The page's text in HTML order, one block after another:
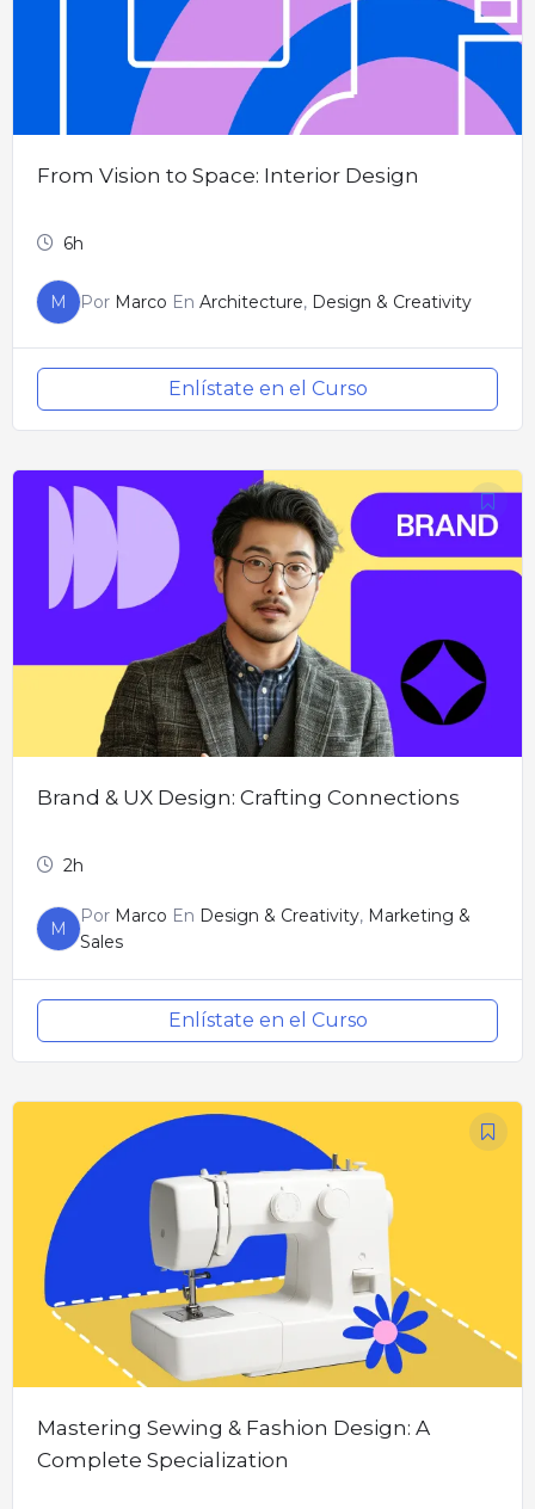
From Vision to Space: Interior Design
6h
M Por Marco EnArchitecture, Design & Creativity
Enlístate en el Curso
Brand & UX Design: Crafting Connections
2h
M
Por Marco En Design & Creativity, Marketing &
Sales
Enlístate en el Curso
Mastering Sewing & Fashion Design: A
Complete Specialization